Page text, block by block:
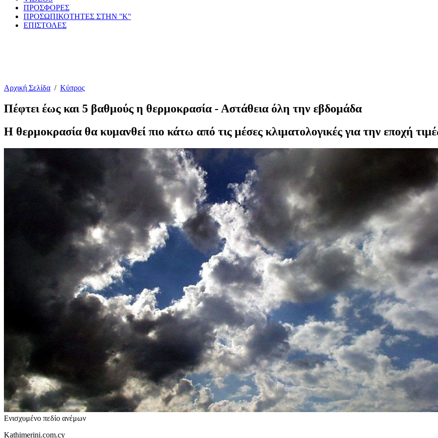
ΠΡΟΣΦΟΡΕΣ
ΠΡΟΣΩΠΙΚΟΤΗΤΕΣ ΣΤΗΝ ''Κ''
ΕΠΙΣΤΟΛΕΣ
Αρχική Σελίδα / Κύπρος
Πέφτει έως και 5 βαθμούς η θερμοκρασία - Αστάθεια όλη την εβδομάδα
Η θερμοκρασία θα κυμανθεί πιο κάτω από τις μέσες κλιματολογικές για την εποχή
Ενισχυμένο πεδίο ανέμων
Kathimerini.com.cy